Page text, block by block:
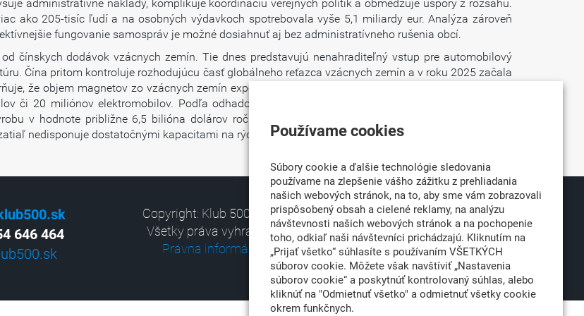
administratívne náklady, komplikuje koordináciu verejných politík a obmedzuje úspory z rozsahu.
ako 205-tisíc ľudí a na osobných výdavkoch spotrebovala vyše 5,1 miliardy eur. Analýza zároveň
fungovanie samospráv je možné dosiahnuť aj bez administratívneho rušenia obcí.
čínskych dodávok vzácnych zemín. Tie dnes predstavujú nenahraditeľný vstup pre automobilový
Čína pritom kontroluje rozhodujúcu časť globálneho reťazca vzácnych zemín a v roku 2025 začala
že objem magnetov zo vzácnych zemín exportovaný z Číny za jediný rok postačuje napríklad na
či 20 miliónov elektromobilov. Podľa odhadov Medzinárodnej energetickej agentúry by prípadné
v hodnote približne 6,5 bilióna dolárov ročne, pričom samotná Európa by čelila potenciálnym
nedisponuje dostatočnými kapacitami na rýchle zníženie tejto závislosti.
646 464
Copyright: Klub 500, 2026
Všetky práva vyhradené
Právna informácia
Partner:
Používame cookies
Súbory cookie a ďalšie technológie sledovania
používame na zlepšenie vášho zážitku z prehliadania
našich webových stránok, na to, aby sme vám zobrazovali
prispôsobený obsah a cielené reklamy, na analýzu
návštevnosti našich webových stránok a na pochopenie
toho, odkiaľ naši návštevníci prichádzajú. Kliknutím na
„Prijať všetko“ súhlasíte s používaním VŠETKÝCH
súborov cookie. Môžete však navštíviť „Nastavenia
súborov cookie“ a poskytnúť kontrolovaný súhlas, alebo
kliknúť na "Odmietnuť všetko" a odmietnuť všetky cookie
okrem funkčnych.